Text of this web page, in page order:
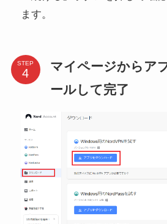
ます。
STEP
マイページからア
ールして完了